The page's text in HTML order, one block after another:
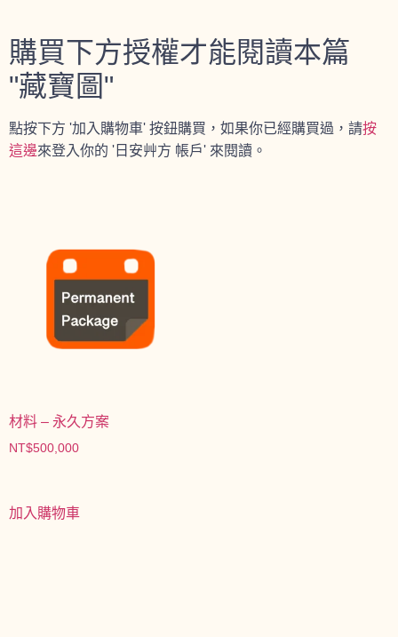
購買下方授權才能閱讀本篇
"藏寶圖"
點按下方 '加入購物車' 按鈕購買，如果你已經購買過，請按
這邊來登入你的 '日安艸方 帳戶' 來閱讀。
材料 – 永久方案
NT$500,000
加入購物車